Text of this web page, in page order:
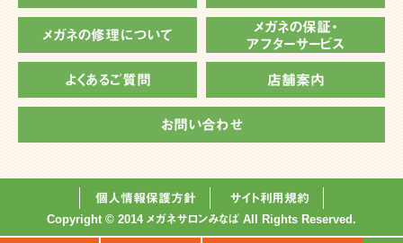
メガネの修理について
メガネの保証・
アフターサービス
よくあるご質問 店舗案内
お問い合わせ
個人情報保護方針 サイト利用規約
Copyright © 2014 メガネサロンみなば All Rights Reserved.